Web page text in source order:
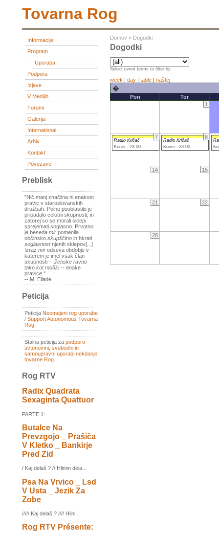
Tovarna Rog
Informacije
Program
Uporaba
Podpora
Izjave
V Medijih
Forumi
Galerija
International
Arhiv
Kontakt
Povezave
Preblisk
"Nič manj značilna ni enakost
pravic v staroslovanskih
družbah. Polno pooblastilo je
pripadalo celotni skupnosti, in
zatorej so se morali sklepi
sprejemati soglasno. Prvotno
je beseda mir pomenila
občinsko skupščino in hkrati
soglasnostnjenih sklepov[...]
Izraz mir odseva obdobje v
katerem je imel vsak član
skupnosti -- ženske ravno
tako kot moški-- enake
pravice."
-- M. Eliade
Peticija
Peticija Neomejeni rog uporabe
/ Support Autonomous Tovarna
Rog
Stalna peticija za podporo
avtonomni, svobodni in
samoupravni uporabi nekdanje
tovarne Rog
Rog RTV
Radix Quadrata
Sexaginta Quattuor
PARTE 1:
Butalce Na
Prevzgojo _ Prašiča
V Kletko _ Bankirje
Pred Zid
/ Kaj delaš ? // Hlinim dela...
Psa Na Vrvico _ Lsd
V Usta _ Jezik Za
Zobe
///// Kaj delaš ? //// Hlini...
Rog RTV Présente:
Domov » Dogodki
Dogodki
Select event terms to filter by
week | day | table | naštej
�
Pon
Tor
1
7
Radio Kričač
Konec: 23:00
8
Radio Kričač
Konec: 23:00
14 15
21 22
28